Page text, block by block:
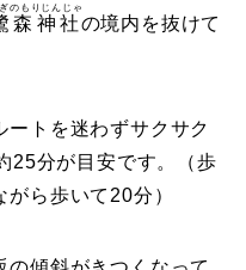
森神社
のもりじんじゃ
の境内を抜けて
トを迷わずサクサク
25分が目安です。（歩
ら歩いて20分）